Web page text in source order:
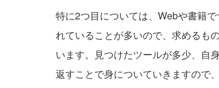
特に2つ目については、Webや書籍
れていることが多いので、求めるも
います。見つけたツールが多少、自
返すことで身についていきますので